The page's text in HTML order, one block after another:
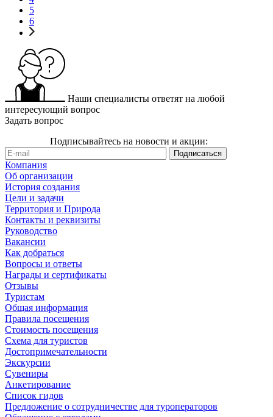
5
6
Наши специалисты ответят на любой
интересующий вопрос
Задать вопрос
Подписывайтесь на новости и акции:
Компания
Об организации
История создания
Цели и задачи
Территория и Природа
Контакты и реквизиты
Руководство
Вакансии
Как добраться
Вопросы и ответы
Награды и сертификаты
Отзывы
Туристам
Общая информация
Правила посещения
Стоимость посещения
Схема для туристов
Достопримечательности
Экскурсии
Сувениры
Анкетирование
Список гидов
Предложение о сотрудничестве для туроператоров